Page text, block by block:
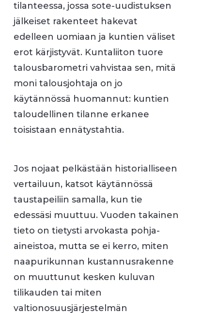
tilanteessa, jossa sote-uudistuksen
jälkeiset rakenteet hakevat
edelleen uomiaan ja kuntien väliset
erot kärjistyvät. Kuntaliiton tuore
talousbarometri vahvistaa sen, mitä
moni talousjohtaja on jo
käytännössä huomannut: kuntien
taloudellinen tilanne erkanee
toisistaan ennätystahtia.
Jos nojaat pelkästään historialliseen
vertailuun, katsot käytännössä
taustapeiliin samalla, kun tie
edessäsi muuttuu. Vuoden takainen
tieto on tietysti arvokasta pohja-
aineistoa, mutta se ei kerro, miten
naapurikunnan kustannusrakenne
on muuttunut kesken kuluvan
tilikauden tai miten
valtionosuusjärjestelmän